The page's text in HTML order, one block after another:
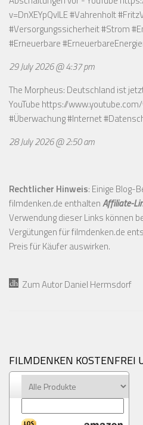
v=DnXEYpQvILE#Vahrenholt
#Versorgungssicherheit #Strom
#Erneuerbare
29 July 2026 @ 4:37 pm
The Morpheus: Deutschland ist
YouTube https://
#Überwachung #Internet
28 July 2026 @ 2:50 am
Rechtlicher Hinweis: Einige Blog-
filmdenken.de enthaltenAffiliate-
Verwendung dieser Links können
Vergütungen für filmdenken.de
Preis für Käufer auswirken.
Zum Autor Daniel Hermsdorf
FILMDENKEN KOSTENFREI